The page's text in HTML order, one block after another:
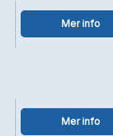
Mer info
Mer info